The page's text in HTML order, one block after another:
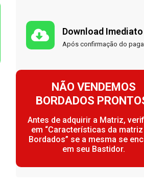
Download Imediato
Após confirmação do
NÃO VENDEMOS
BORDADOS
Antes de adquirir a Matriz,
em “Características da
Bordados” se a mesma se
em seu Bastidor.